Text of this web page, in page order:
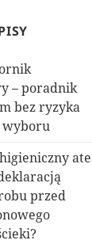
– poradnik
bez ryzyka
przed